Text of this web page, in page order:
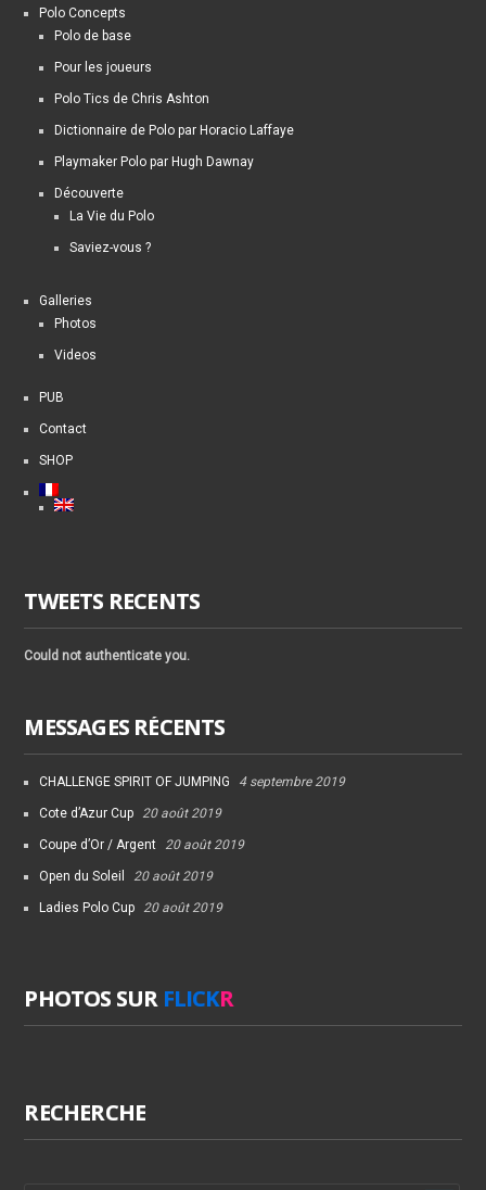
Polo Concepts
Polo de base
Pour les joueurs
Polo Tics de Chris Ashton
Dictionnaire de Polo par Horacio Laffaye
Playmaker Polo par Hugh Dawnay
Découverte
La Vie du Polo
Saviez-vous ?
Galleries
Photos
Videos
PUB
Contact
SHOP
TWEETS RECENTS
Could not authenticate you.
MESSAGES RÉCENTS
CHALLENGE SPIRIT OF JUMPING 4 septembre 2019
Cote d’Azur Cup 20 août 2019
Coupe d’Or / Argent 20 août 2019
Open du Soleil 20 août 2019
Ladies Polo Cup 20 août 2019
PHOTOS SUR FLICKR
RECHERCHE